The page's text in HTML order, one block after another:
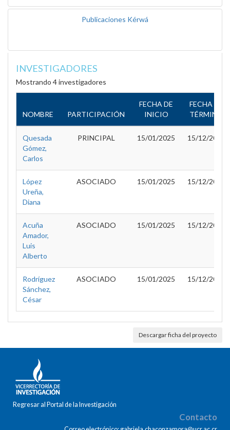
Publicaciones Kérwá
INVESTIGADORES
Mostrando 4 investigadores
NOMBRE PARTICIPACIÓN
FECHA DE
INICIO
FECHA DE
TÉRMINO
Quesada
Gómez,
Carlos
PRINCIPAL 15/01/2025 15/12/2026
López
Ureña,
Diana
ASOCIADO 15/01/2025 15/12/2026
Acuña
Amador,
Luis
Alberto
ASOCIADO 15/01/2025 15/12/2026
Rodríguez
Sánchez,
César
ASOCIADO 15/01/2025 15/12/2026
Descargar ficha del proyecto
Regresar al Portal de la Investigación
Contacto